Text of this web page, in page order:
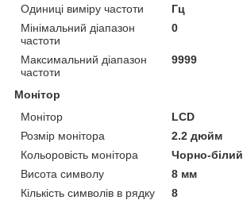
Одиниці виміру частоти
Гц
Мінімальний діапазон
частоти
0
Максимальний діапазон
частоти
9999
Монітор
Монітор
LCD
Розмір монітора
2.2 дюйм
Кольоровість монітора
Чорно-білий
Висота символу
8 мм
Кількість символів в рядку
8